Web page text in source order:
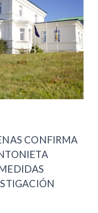
CONFIRMA